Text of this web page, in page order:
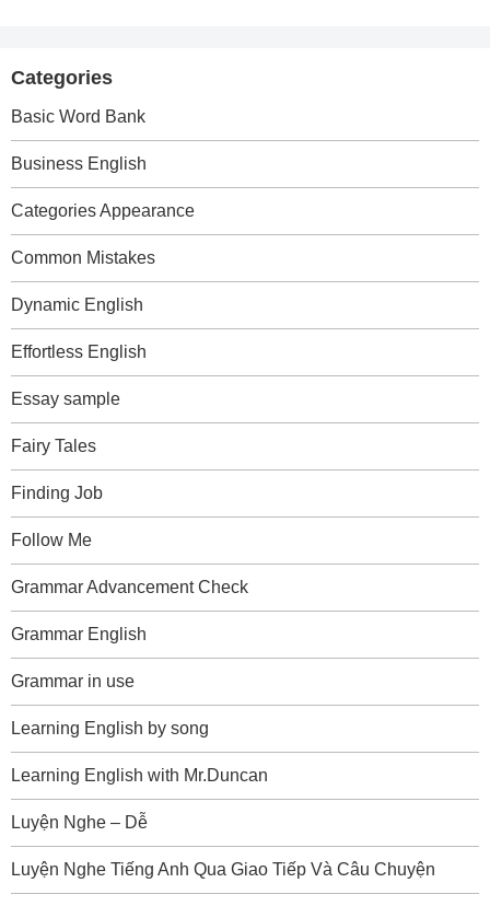
Categories
Basic Word Bank
Business English
Categories Appearance
Common Mistakes
Dynamic English
Effortless English
Essay sample
Fairy Tales
Finding Job
Follow Me
Grammar Advancement Check
Grammar English
Grammar in use
Learning English by song
Learning English with Mr.Duncan
Luyện Nghe – Dễ
Luyện Nghe Tiếng Anh Qua Giao Tiếp Và Câu Chuyện